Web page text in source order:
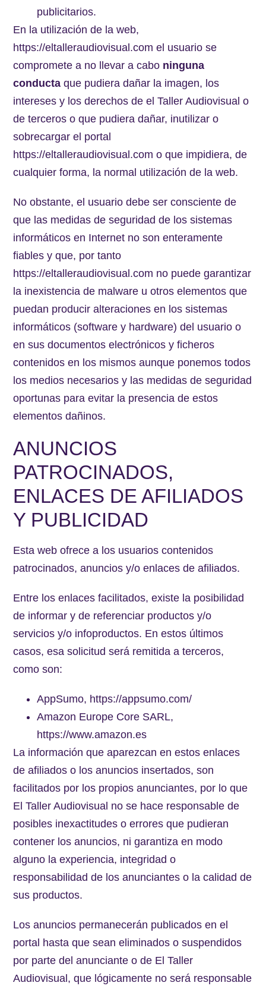
publicitarios.
En la utilización de la web,
https://eltalleraudiovisual.com el usuario se
compromete a no llevar a cabo ninguna
conducta que pudiera dañar la imagen, los
intereses y los derechos de el Taller Audiovisual o
de terceros o que pudiera dañar, inutilizar o
sobrecargar el portal
https://eltalleraudiovisual.com o que impidiera, de
cualquier forma, la normal utilización de la web.
No obstante, el usuario debe ser consciente de
que las medidas de seguridad de los sistemas
informáticos en Internet no son enteramente
fiables y que, por tanto
https://eltalleraudiovisual.com no puede garantizar
la inexistencia de malware u otros elementos que
puedan producir alteraciones en los sistemas
informáticos (software y hardware) del usuario o
en sus documentos electrónicos y ficheros
contenidos en los mismos aunque ponemos todos
los medios necesarios y las medidas de seguridad
oportunas para evitar la presencia de estos
elementos dañinos.
ANUNCIOS
PATROCINADOS,
ENLACES DE AFILIADOS
Y PUBLICIDAD
Esta web ofrece a los usuarios contenidos
patrocinados, anuncios y/o enlaces de afiliados.
Entre los enlaces facilitados, existe la posibilidad
de informar y de referenciar productos y/o
servicios y/o infoproductos. En estos últimos
casos, esa solicitud será remitida a terceros,
como son:
AppSumo, https://appsumo.com/
Amazon Europe Core SARL,
https://www.amazon.es
La información que aparezcan en estos enlaces
de afiliados o los anuncios insertados, son
facilitados por los propios anunciantes, por lo que
El Taller Audiovisual no se hace responsable de
posibles inexactitudes o errores que pudieran
contener los anuncios, ni garantiza en modo
alguno la experiencia, integridad o
responsabilidad de los anunciantes o la calidad de
sus productos.
Los anuncios permanecerán publicados en el
portal hasta que sean eliminados o suspendidos
por parte del anunciante o de El Taller
Audiovisual, que lógicamente no será responsable